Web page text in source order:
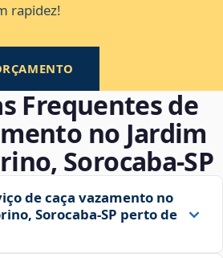
rapidez!
Frequentes de
no Jardim
Sorocaba‑SP
de caça vazamento no
Sorocaba‑SP perto de